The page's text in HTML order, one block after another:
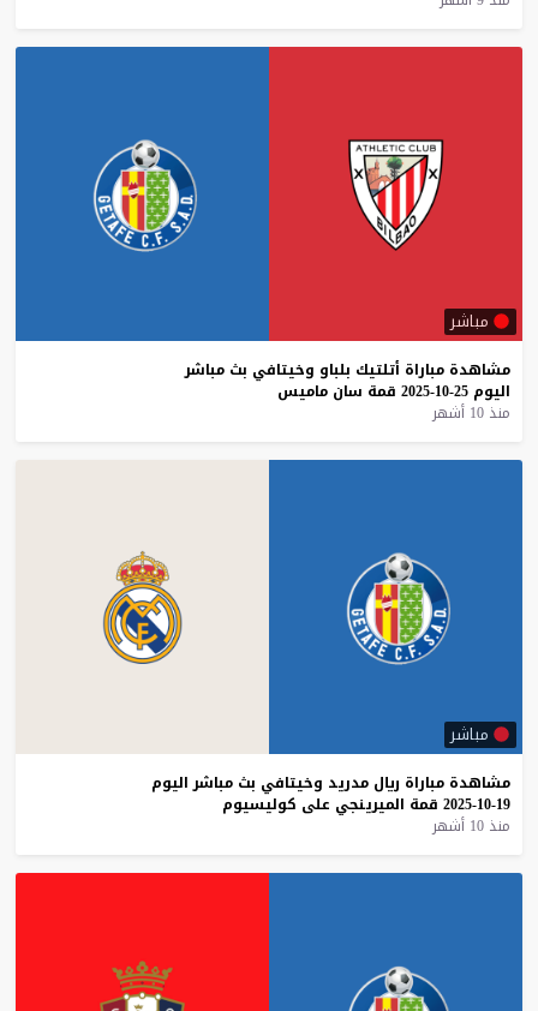
مباشر
مشاهدة مباراة أتلتيك بلباو وخيتافي بث مباشر
اليوم 25-10-2025 قمة سان ماميس
منذ 10 أشهر
مباشر
مشاهدة مباراة ريال مدريد وخيتافي بث مباشر اليوم
19-10-2025
قمة الميرينجي على كوليسيوم
منذ 10 أشهر